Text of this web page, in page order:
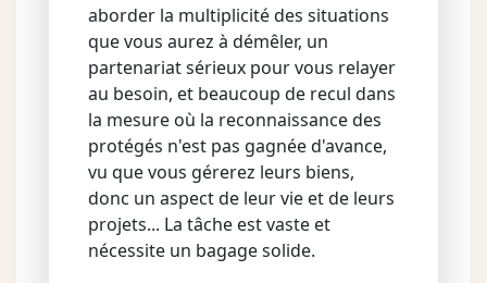
aborder la multiplicité des situations
que vous aurez à démêler, un
partenariat sérieux pour vous relayer
au besoin, et beaucoup de recul dans
la mesure où la reconnaissance des
protégés n'est pas gagnée d'avance,
vu que vous gérerez leurs biens,
donc un aspect de leur vie et de leurs
projets... La tâche est vaste et
nécessite un bagage solide.